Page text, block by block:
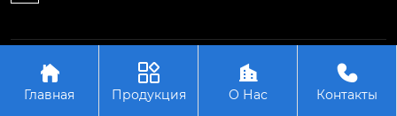
Авторское право©ООО Аньян Тэнжуй
Энергосберегающее Оборудование

Главная

Продукция

О Нас

Контакты